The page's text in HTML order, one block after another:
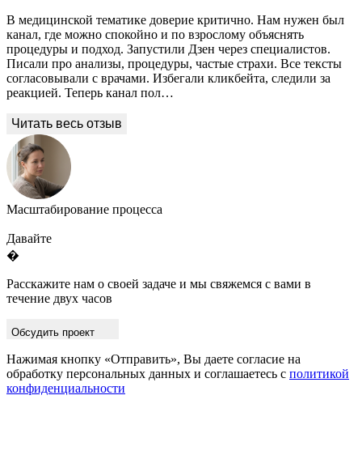
В медицинской тематике доверие критично. Нам нужен был
канал, где можно спокойно и по взрослому объяснять
процедуры и подход. Запустили Дзен через специалистов.
Писали про анализы, процедуры, частые страхи. Все тексты
согласовывали с врачами. Избегали кликбейта, следили за
реакцией. Теперь канал пол…
Масштабирование процесса
Давайте
�
Расскажите нам о своей задаче и мы свяжемся с вами в
течение двух часов
Обсудить проект
Нажимая кнопку «Отправить», Вы даете согласие на
обработку персональных данных и соглашаетесь с политикой
конфиденциальности